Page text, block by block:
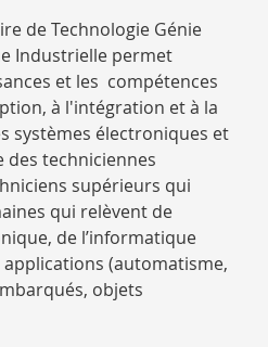
de Technologie Génie
Industrielle permet
et les compétences
à l'intégration et à la
systèmes électroniques et
techniciennes
supérieurs qui
qui relèvent de
de l’informatique
(automatisme,
objets